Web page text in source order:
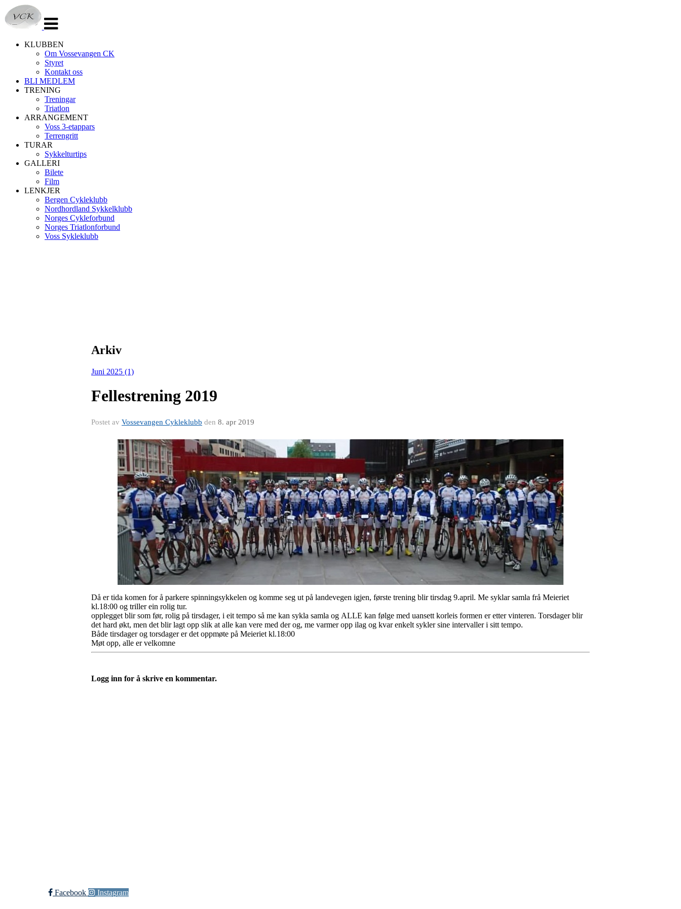
navigasjon
KLUBBEN
Om Vossevangen CK
Styret
Kontakt oss
BLI MEDLEM
TRENING
Treningar
Triatlon
ARRANGEMENT
Voss 3-etappars
Terrengritt
TURAR
Sykkelturtips
GALLERI
Bilete
Film
LENKJER
Bergen Cykleklubb
Nordhordland Sykkelklubb
Norges Cykleforbund
Norges Triatlonforbund
Voss Sykleklubb
Arkiv
Juni 2025 (1)
Fellestrening 2019
Postet av Vossevangen Cykleklubb den 8. apr 2019
Då er tida komen for å parkere spinningsykkelen og komme seg ut på landevegen igjen, første trening blir tirsdag 9.april. Me syklar samla frå Meieriet
kl.18:00 og triller ein rolig tur.
opplegget blir som før, rolig på tirsdager, i eit tempo så me kan sykla samla og ALLE kan følge med uansett korleis formen er etter vinteren. Torsdager blir
det hard økt, men det blir lagt opp slik at alle kan vere med der og, me varmer opp ilag og kvar enkelt sykler sine intervaller i sitt tempo.
Både tirsdager og torsdager er det oppmøte på Meieriet kl.18:00
Møt opp, alle er velkomne
Logg inn for å skrive en kommentar.
Facebook Instagram